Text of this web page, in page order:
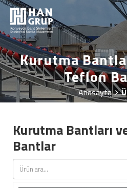
Kurutma
Teflon
Anasayfa
Kurutma Bantları
Bantlar